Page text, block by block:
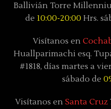
Ballivián Torre
de 10:00-20:00 Hrs.
Visítanos en
Huallparimachi esq.
#1818, días martes a
sábado de
Visítanos en Santa Cruz